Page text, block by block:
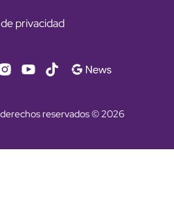
privacidad
reservados © 2026